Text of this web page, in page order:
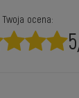
Twoja ocena: